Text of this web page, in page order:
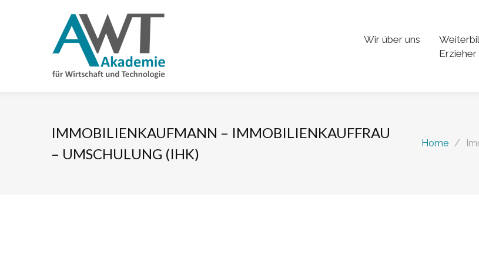
Wir über uns
Erzieher
IMMOBILIENKAUFMANN – IMMOBILIENKAUFFRAU
– UMSCHULUNG (IHK)
Home /